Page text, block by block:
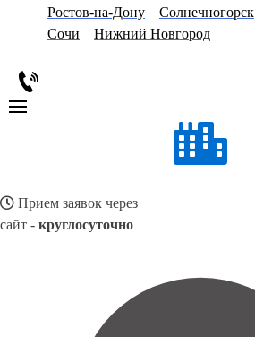
Ростов-на-Дону
Солнечногорск
Сочи
Нижний Новгород
Прием заявок через
сайт - круглосуточно